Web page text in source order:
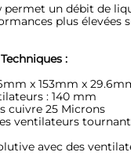
permet un débit de
plus élevées
:
x 153mm x
: 140 mm
cuivre 25 Microns
ventilateurs tournant
avec des